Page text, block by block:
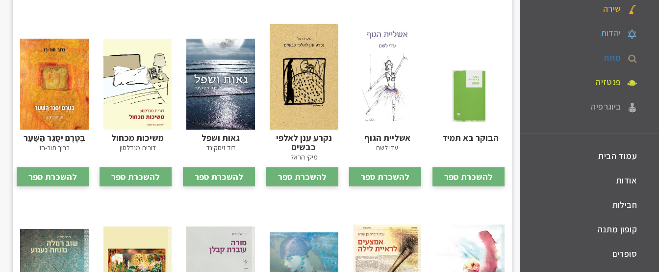
שירה
יהדות
מתח
פנטזיה
ביוגרפיה
עמוד הבית
אודות
חבילות
קופון מתנה
סופרים
הבוקר בא תמיד
להשכרת ספר
אשליית הגוף
עדי לשם
להשכרת ספר
נקרע ענן לאלפי
כבשים
מיקי הראל
להשכרת ספר
גאות ושפל
דוד זיסקינד
להשכרת ספר
משיכות מכחול
דורית מנדלסון
להשכרת ספר
בְּטֶרֶם יִסָּגֵר הַשַּׁעַר
ברוך תור-רז
להשכרת ספר